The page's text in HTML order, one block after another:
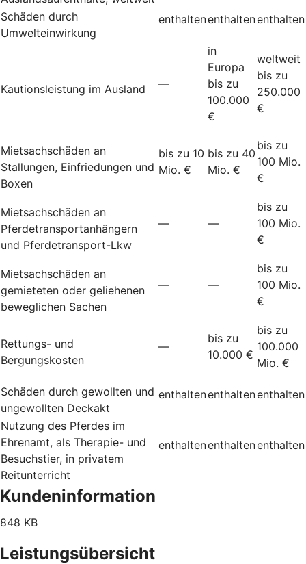
Schäden durch
Umwelteinwirkung
enthaltenenthaltenenthalten
Kautionsleistung im Ausland —
in
Europa
bis zu
100.000
€
weltweit
bis zu
250.000
€
Mietsachschäden an
Stallungen, Einfriedungen und
Boxen
bis zu 10
Mio. €
bis zu 40
Mio. €
bis zu
100 Mio.
€
Mietsachschäden an
Pferdetransportanhängern
und Pferdetransport-Lkw
— —
bis zu
100 Mio.
€
Mietsachschäden an
gemieteten oder geliehenen
beweglichen Sachen
— —
bis zu
100 Mio.
€
Rettungs- und
Bergungskosten
—
bis zu
10.000 €
bis zu
100.000
Mio. €
Schäden durch gewollten und
ungewollten Deckakt
enthaltenenthaltenenthalten
Nutzung des Pferdes im
Ehrenamt, als Therapie- und
Besuchstier, in privatem
Reitunterricht
enthaltenenthaltenenthalten
Kundeninformation
848 KB
Leistungsübersicht